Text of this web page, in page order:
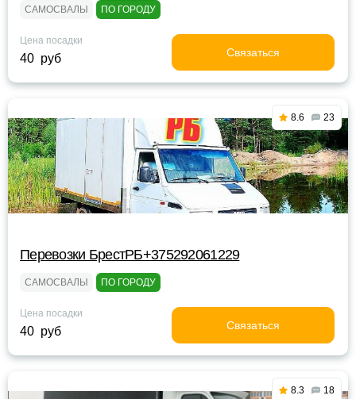
САМОСВАЛЫ ПО ГОРОДУ
Цена посадки
40 руб Связаться
8.6 23
Перевозки БрестРБ+375292061229
САМОСВАЛЫ ПО ГОРОДУ
Цена посадки
40 руб Связаться
8.3 18